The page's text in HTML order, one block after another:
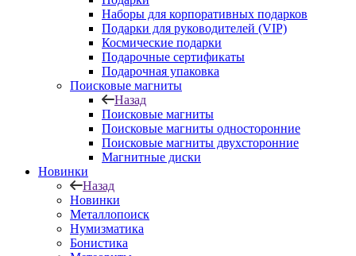
Наборы для корпоративных подарков
Подарки для руководителей (VIP)
Космические подарки
Подарочные сертификаты
Подарочная упаковка
Поисковые магниты
Назад
Поисковые магниты
Поисковые магниты односторонние
Поисковые магниты двухсторонние
Магнитные диски
Новинки
Назад
Новинки
Металлопоиск
Нумизматика
Бонистика